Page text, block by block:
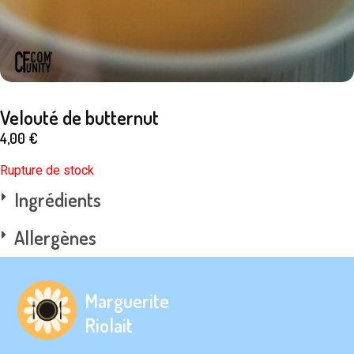
Velouté de butternut
4,00 €
Rupture de stock
Ingrédients
Allergènes
Marguerite
Riolait